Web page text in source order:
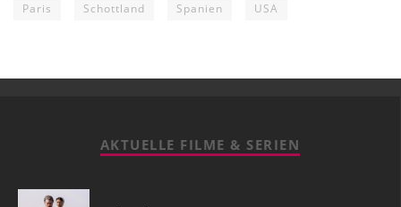
Paris Schottland Spanien USA
AKTUELLE FILME & SERIEN